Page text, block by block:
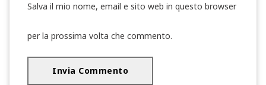
Salva il mio nome, email e sito web in questo browser
per la prossima volta che commento.